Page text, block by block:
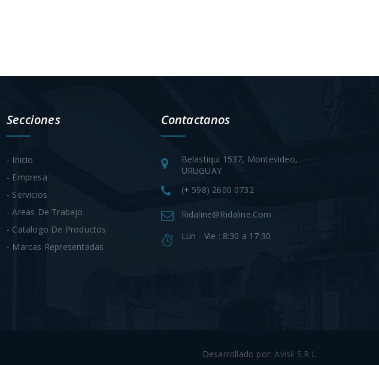
Secciones
- Inicio
- Empresa
- Servicios
- Areas De Trabajo
- Catalogo De Productos
- Marcas Representadas
Contactanos
Belastiquí 1537, Montevideo,
URUGUAY
(+ 598) 2600 0732
Ridaline@ridaline.com
Lun - Vie : 8:30 a 17:30
Desarrollado por:Avisil S.R.L.